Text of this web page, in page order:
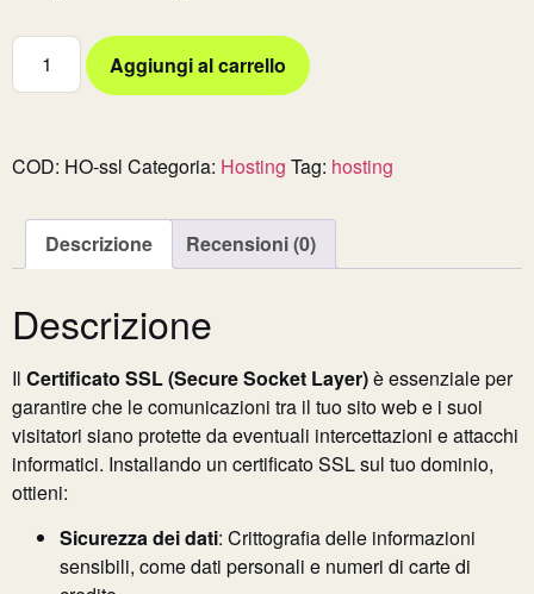
Aggiungi al carrello
COD: HO-ssl Categoria: Hosting Tag: hosting
Descrizione Recensioni (0)
Descrizione
Il Certificato SSL (Secure Socket Layer)è essenziale per
garantire che le comunicazioni tra il tuo sito web e i suoi
visitatori siano protette da eventuali intercettazioni e attacchi
informatici. Installando un certificato SSL sul tuo dominio,
ottieni:
Sicurezza dei dati: Crittografia delle informazioni
sensibili, come dati personali e numeri di carte di